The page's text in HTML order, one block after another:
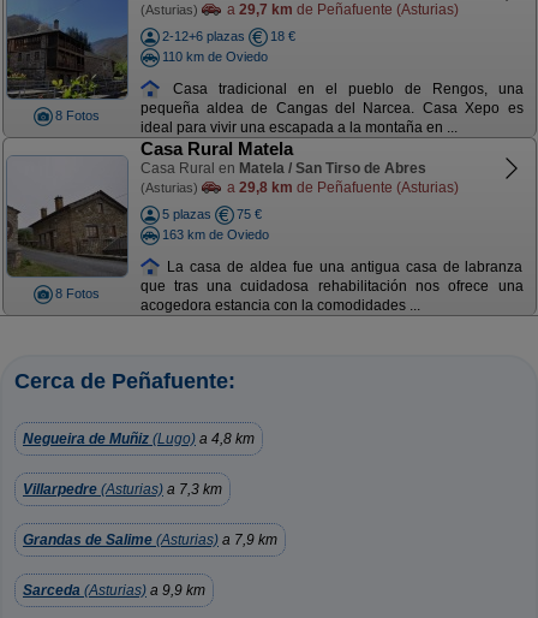
8 Fotos
(Asturias) a 29,7 km de Peñafuente (Asturias)
2-12+6 plazas
18 €
110 km de Oviedo
Casa tradicional en el pueblo de Rengos, una
pequeña aldea de Cangas del Narcea. Casa Xepo es
ideal para vivir una escapada a la montaña en ...
8 Fotos
Casa Rural Matela
Casa Rural en Matela / San Tirso de Abres
(Asturias) a 29,8 km de Peñafuente (Asturias)
5 plazas
75 €
163 km de Oviedo
La casa de aldea fue una antigua casa de labranza
que tras una cuidadosa rehabilitación nos ofrece una
acogedora estancia con la comodidades ...
Cerca de Peñafuente:
Negueira de Muñiz (Lugo) a 4,8 km
Villarpedre (Asturias) a 7,3 km
Grandas de Salime (Asturias) a 7,9 km
Sarceda (Asturias) a 9,9 km